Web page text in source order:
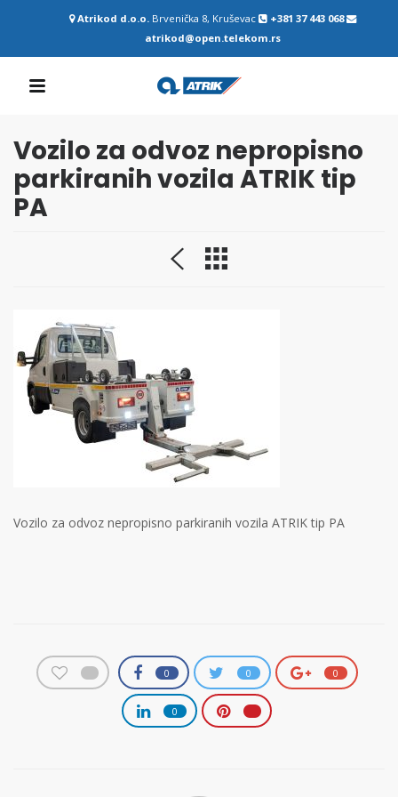
Atrikod d.o.o.Brvenička 8, Kruševac
+381 37 443 068
atrikod@open.telekom.rs
Vozilo za odvoz nepropisno
parkiranih vozila ATRIK tip
PA
Vozilo za odvoz nepropisno parkiranih vozila ATRIK tip PA
0 0 0
0